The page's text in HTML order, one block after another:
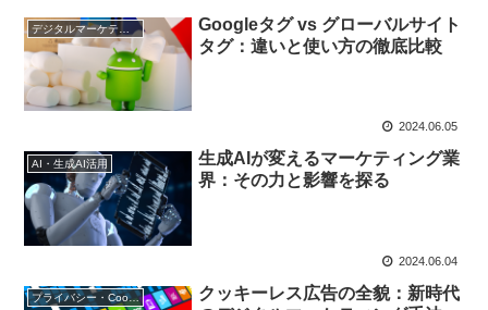
Googleタグ vs グローバルサイト
タグ：違いと使い方の徹底比較
2024.06.05
AI・生成AI活用
生成AIが変えるマーケティング業
界：その力と影響を探る
2024.06.04
プライバシー・Cookie規制
クッキーレス広告の全貌：新時代